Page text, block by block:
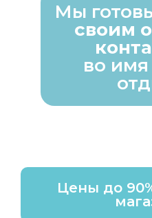
Мы
своим
во
Цены до